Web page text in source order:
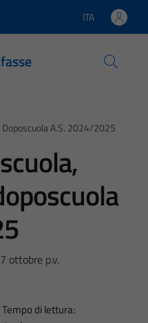
Lingua attiva:
ITA
Doposcuola A.s. 2024/2025
ottobre p.v.
Tempo di lettura: